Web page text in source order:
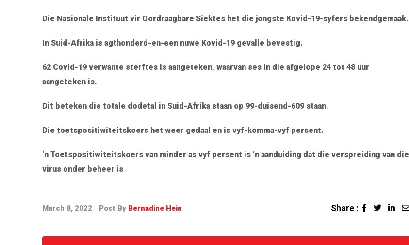
Die Nasionale Instituut vir Oordraagbare Siektes het die jongste Kovid-19-syfers bekendgemaak.
In Suid-Afrika is agthonderd-en-een nuwe Kovid-19 gevalle bevestig.
62 Covid-19 verwante sterftes is aangeteken, waarvan ses in die afgelope 24 tot 48 uur
aangeteken is.
Dit beteken die totale dodetal in Suid-Afrika staan op 99-duisend-609 staan.
Die toetspositiwiteitskoers het weer gedaal en is vyf-komma-vyf persent.
‘n Toetspositiwiteitskoers van minder as vyf persent is ‘n aanduiding dat die verspreiding van die
virus onder beheer is
March 8, 2022 Post By Bernadine Hein Share :